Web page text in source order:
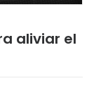
aliviar el